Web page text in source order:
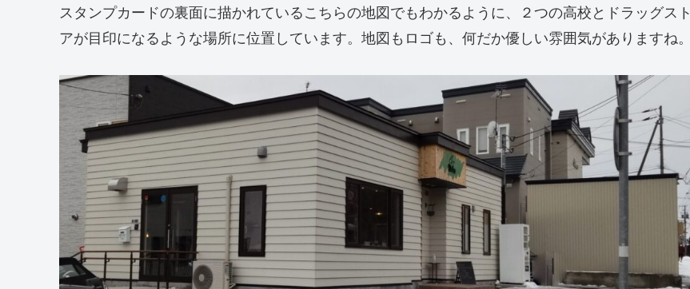
スタンプカードの裏面に描かれているこちらの地図でもわかるように、２つの高校とドラッグスト
アが目印になるような場所に位置しています。地図もロゴも、何だか優しい雰囲気がありますね。